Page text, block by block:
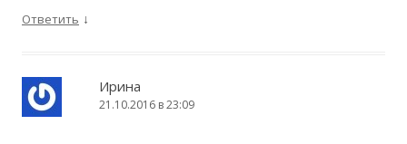
Ответить ↓
Ирина
21.10.2016 в 23:09